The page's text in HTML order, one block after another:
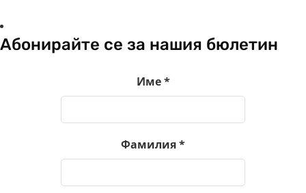
Абонирайте се за нашия бюлетин
Име*
Фамилия*